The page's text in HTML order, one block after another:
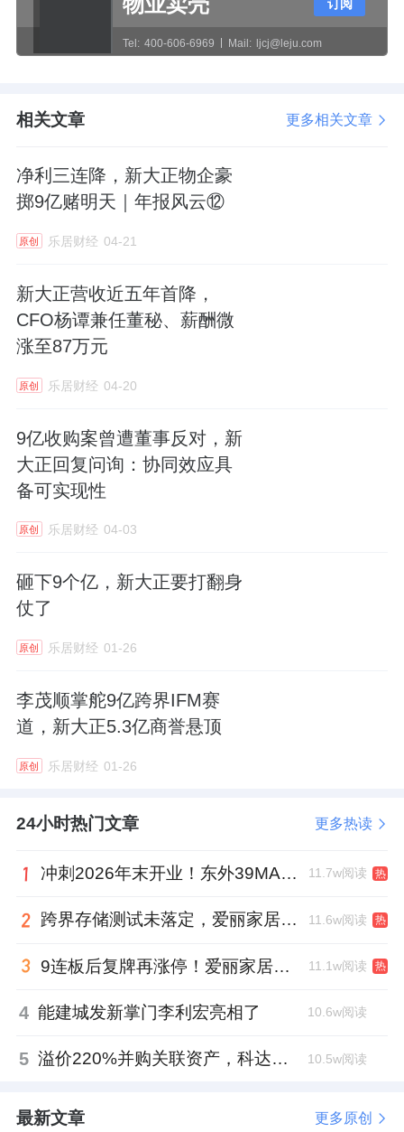
Tel: 400-606-6969 Mail: ljcj@leju.com
订阅
相关文章 更多相关文章
净利三连降，新大正物企豪
掷9亿赌明天｜年报风云⑫
原创 乐居财经 04-21
新大正营收近五年首降，
CFO杨谭兼任董秘、薪酬微
涨至87万元
原创 乐居财经 04-20
9亿收购案曾遭董事反对，新
大正回复问询：协同效应具
备可实现性
原创 乐居财经 04-03
砸下9个亿，新大正要打翻身
仗了
原创 乐居财经 01-26
李茂顺掌舵9亿跨界IFM赛
道，新大正5.3亿商誉悬顶
原创 乐居财经 01-26
24小时热门文章 更多热读
冲刺2026年末开业！东外39MALL全球招商启幕，重构东直门商圈格局 11.7w阅读 热
跨界存储测试未落定，爱丽家居复牌前自揭多重风险 11.6w阅读 热
9连板后复牌再涨停！爱丽家居市盈率318倍，跨界收购案尚未落地 11.1w阅读 热
4 能建城发新掌门李利宏亮相了 10.6w阅读
5 溢价220%并购关联资产，科达制造近75亿元重组被否 10.5w阅读
最新文章 更多原创